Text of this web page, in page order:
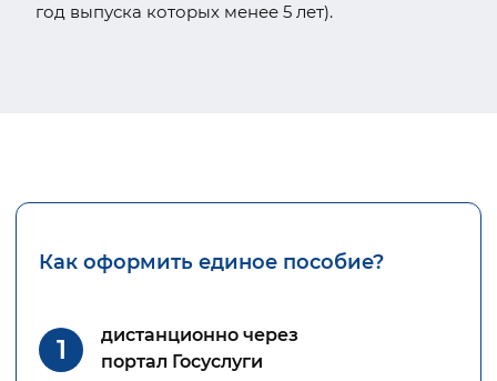
год выпуска которых менее 5 лет).
Как оформить единое пособие?
1
дистанционно через
портал Госуслуги